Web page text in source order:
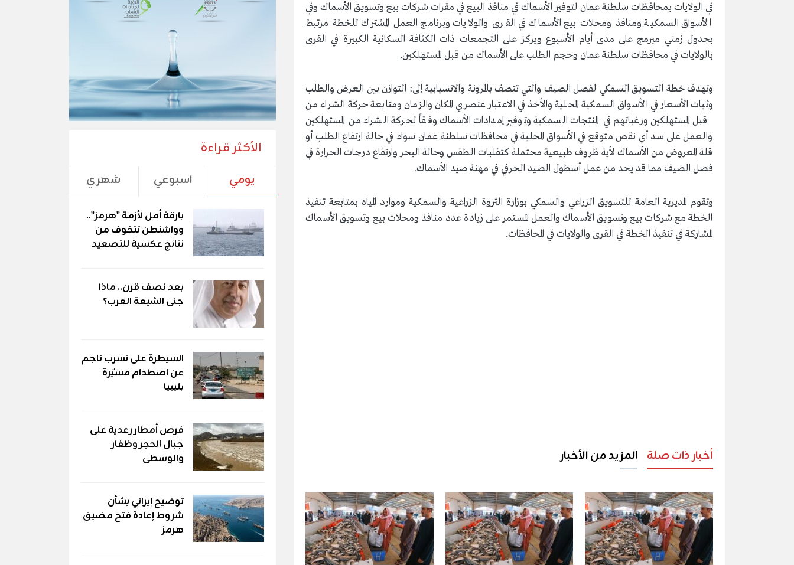
في الولايات بمحافظات سلطنة عمان لتوفير الأسماك في منافذ البيع في مقرات شركات بيع وتسويق الأسماك وفي
الأسواق السمكية ومنافذ ومحلات بيع الأسماك في القرى والولايات وبرنامج العمل المشترك للخطة مرتبط
بجدول زمني مبرمج على مدى أيام الأسبوع ويركز على التجمعات ذات الكثافة السكانية الكبيرة في القرى
بالولايات في محافظات سلطنة عمان وحجم الطلب على الأسماك من قبل المستهلكين.
وتهدف خطة التسويق السمكي لفصل الصيف والتي تتصف بالمرونة والانسيابية إلى: التوازن بين العرض والطلب
وثبات الأسعار في الأسواق السمكية المحلية والأخذ في الاعتبار عنصري المكان والزمان ومتابعة حركة الشراء من
قبل المستهلكين ورغباتهم في المنتجات السمكية وتوفير إمدادات الأسماك وفقاً لحركة الشراء من المستهلكين
والعمل على سد أي نقص متوقع في الأسواق المحلية في محافظات سلطنة عمان سواء في حالة ارتفاع الطلب أو
قلة المعروض من الأسماك لأية ظروف طبيعية محتملة كتقلبات الطقس وحالة البحر وارتفاع درجات الحرارة في
فصل الصيف مما قد يحد من عمل أسطول الصيد الحرفي في مهنة صيد الأسماك.
وتقوم المديرية العامة للتسويق الزراعي والسمكي بوزارة الثروة الزراعية والسمكية وموارد المياه بمتابعة تنفيذ
الخطة مع شركات بيع وتسويق الأسماك والعمل المستمر على زيادة عدد منافذ ومحلات بيع وتسويق الأسماك
المشاركة في تنفيذ الخطة في القرى والولايات في المحافظات.
أخبار ذات صلة المزيد من الأخبار
الأكثر قراءة
يومي اسبوعي شهري
بارقة أمل لأزمة "هرمز"..
وواشنطن تتخوف من
نتائج عكسية للتصعيد
بعد نصف قرن.. ماذا
جنى الشيعة العرب؟
السيطرة على تسرب ناجم
عن اصطدام مسيّرة
بليبيا
فرص أمطار رعدية على
جبال الحجر وظفار
والوسطى
توضيح إيراني بشأن
شروط إعادة فتح مضيق
هرمز